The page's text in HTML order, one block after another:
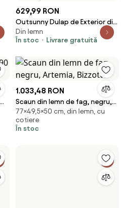
629,99 RON
Outsunny Dulap de Exterior din
Lemn cu 2 Uși, Căsuță de
Grădină pentru Unelte cu
77x55x72 cm, Maro | Aosom
Romania
Din lemn
În stoc
Livrare gratuită
1.033,48 RON
Scaun din lemn de fag, negru,
Artemia, Bizzotto
77×49,5×50 cm, din lemn, cu
cotiere
În stoc